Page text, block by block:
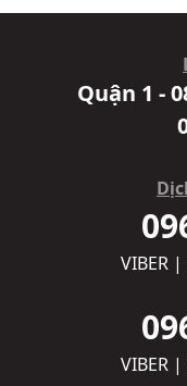
Quận 1 -
VIBER |
VIBER |